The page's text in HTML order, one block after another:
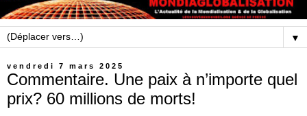
▼
vendredi 7 mars 2025
Commentaire. Une paix à n’importe quel
prix? 60 millions de morts!